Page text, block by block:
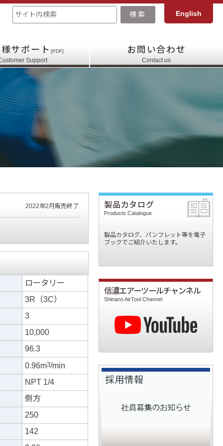
English
サポート [PDF]
Support
お問い合わせ
Contact us
2022年2月販売終了
ロータリー
3R（3C）
3
10,000
96.3
0.96m3/min
NPT 1/4
側方
250
142
製品カタログ
Products Catalogue
製品カタログ、パンフレット等を電子
ブックでご紹介いたします。
信濃エアーツールチャンネル
Shinano AirTool Channel